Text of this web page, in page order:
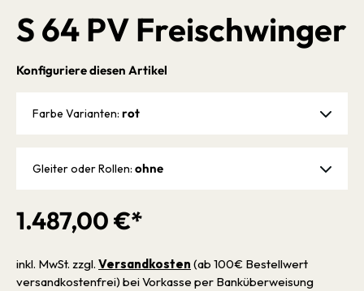
S 64 PV Freischwinger
1.487,00 €*
inkl. MwSt. zzgl. Versandkosten (ab 100€ Bestellwert
versandkostenfrei) bei Vorkasse per Banküberweisung
Konfiguriere diesen Artikel
Farbe Varianten: rot
Gleiter oder Rollen: ohne